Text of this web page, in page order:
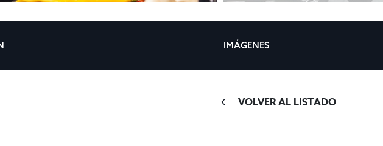
IMÁGENES
VOLVER AL LISTADO